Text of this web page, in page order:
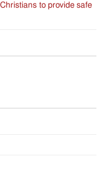
to provide safe